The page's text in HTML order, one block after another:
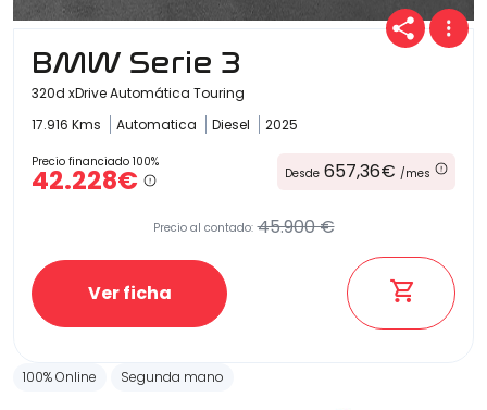
BMW Serie 3
320d xDrive Automática Touring
17.916 Kms
Automatica Diesel 2025
Precio financiado 100%
42.228€ Desde 657,36€ /mes
Precio al contado: 45.900 €
Ver ficha
100% Online Segunda mano